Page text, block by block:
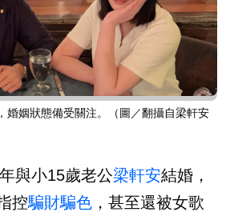
婚姻狀態備受關注。（圖／翻攝自梁軒安
與小15歲老公梁軒安結婚，
控騙財騙色 ，甚至還被女歌